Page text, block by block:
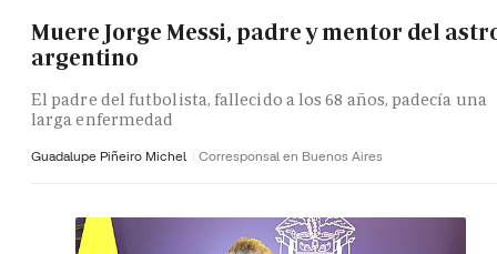
Muere Jorge Messi, padre y mentor del
argentino
El padre del futbolista, fallecido a los 68 años, padecía una
larga enfermedad
Guadalupe Piñeiro Michel Corresponsal en Buenos Aires